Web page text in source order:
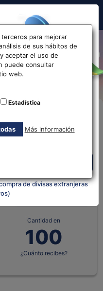
más
de divisas extranjeras
de Euro
EUR-UYU
quieres?
Cantidad en
¿Cuánto recibes?
para mejorar
de sus hábitos de
aceptar el uso de
puede consultar
web.
Estadística
Más información